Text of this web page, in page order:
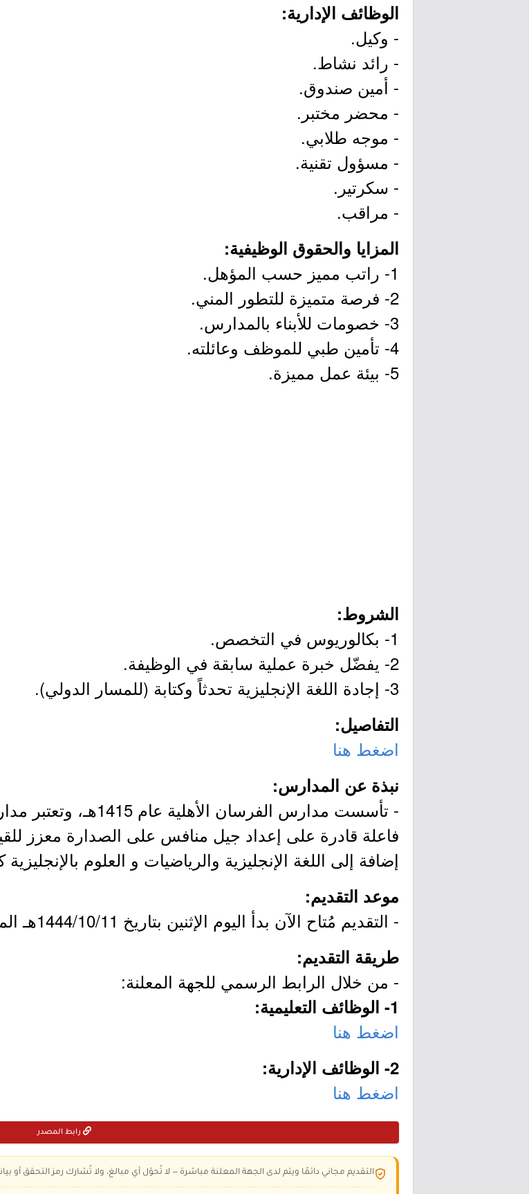
الوظائف الإدارية:
- وكيل.
- رائد نشاط.
- أمين صندوق.
- محضر مختبر.
- موجه طلابي.
- مسؤول تقنية.
- سكرتير.
- مراقب.
المزايا والحقوق الوظيفية:
1- راتب مميز حسب المؤهل.
2- فرصة متميزة للتطور المني.
3- خصومات للأبناء بالمدارس.
4- تأمين طبي للموظف وعائلته.
5- بيئة عمل مميزة.
الشروط:
1- بكالوريوس في التخصص.
2- يفضّل خبرة عملية سابقة في الوظيفة.
3- إجادة اللغة الإنجليزية تحدثاً وكتابة (للمسار الدولي).
التفاصيل:
اضغط هنا
نبذة عن المدارس:
- تأسست مدارس الفرسان
فاعلة قادرة على إعداد جيل منافس على الصدارة معزز
إضافة إلى اللغة الإنجليزية والرياضيات و العلوم
موعد التقديم:
- التقديم مُتاح الآن بدأ اليوم الإثنين بتاريخ 1444/10/11هـ الموافق 2023/05/01م.
طريقة التقديم:
- من خلال الرابط الرسمي للجهة المعلنة:
1- الوظائف التعليمية:
اضغط هنا
2- الوظائف الإدارية:
اضغط هنا
رابط المصدر
التقديم مجاني دائمًا ويتم لدى الجهة المعلنة مباشرة — لا تُحوّل أي مبالغ، ولا تُشارك رمز التحقق أو